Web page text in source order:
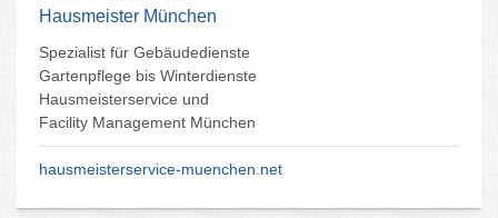
Hausmeister München
Spezialist für Gebäudedienste
Gartenpflege bis Winterdienste
Hausmeisterservice und
Facility Management München
hausmeisterservice-muenchen.net